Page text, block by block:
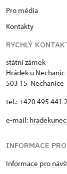
Pro média
Kontakty
RYCHLÝ
státní zámek
Hrádek u Nechanic
503 15 Nechanice
tel.: +420 495 441
e-mail:
INFORMACE
Informace pro